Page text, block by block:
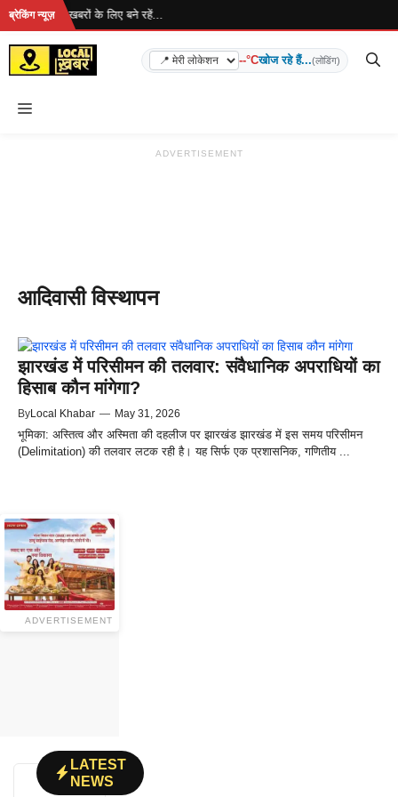
Skip
content
ब्रेकिंग न्यूज़
रहा है... ताज़ा खबरों के लिए बने रहें...
--°Cखोज रहे हैं...(लोडिंग)
Menu
ADVERTISEMENT
आदिवासी विस्थापन
झारखंड में परिसीमन की तलवार: संवैधानिक अपराधियों का
हिसाब कौन मांगेगा?
ByLocal Khabar — May 31, 2026
भूमिका: अस्तित्व और अस्मिता की दहलीज पर झारखंड झारखंड में इस समय परिसीमन
(Delimitation) की तलवार लटक रही है। यह सिर्फ एक प्रशासनिक, गणितीय ...
ADVERTISEMENT
LATEST
NEWS